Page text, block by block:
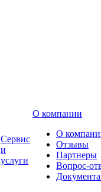
Сервис
и
услуги
О компании
О
Отзывы
Партнеры
Вопрос-